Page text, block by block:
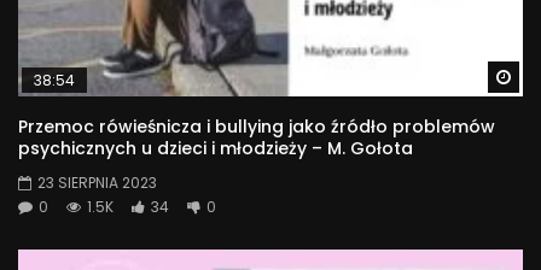
38:54
Przemoc rówieśnicza i bullying jako źródło problemów
psychicznych u dzieci i młodzieży – M. Gołota
23 SIERPNIA 2023
0
1.5K 34 0